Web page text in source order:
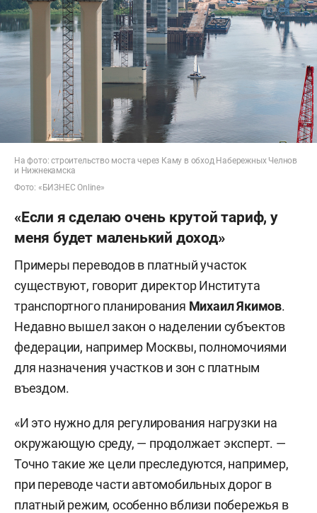
На фото: строительство моста через Каму в обход Набережных Челнов
и Нижнекамска
Фото: «БИЗНЕС Online»
«Если я сделаю очень крутой тариф, у
меня будет маленький доход»
Примеры переводов в платный участок
существуют, говорит директор Института
транспортного планирования Михаил Якимов.
Недавно вышел закон о наделении субъектов
федерации, например Москвы, полномочиями
для назначения участков и зон с платным
въездом.
«И это нужно для регулирования нагрузки на
окружающую среду, — продолжает эксперт. —
Точно такие же цели преследуются, например,
при переводе части автомобильных дорог в
платный режим, особенно вблизи побережья в